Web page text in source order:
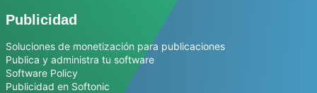
Publicidad
Soluciones de monetización para publicaciones
Publica y administra tu software
Software Policy
Publicidad en Softonic